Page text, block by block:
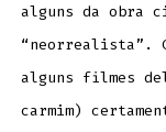
alguns da obra
“neorrealista”.
alguns filmes
carmim)